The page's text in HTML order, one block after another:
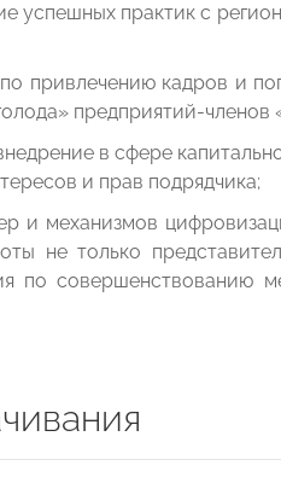
успешных практик с
привлечению кадров и
предприятий-
в сфере
и прав подрядчика;
и механизмов
не только
по совершенствованию